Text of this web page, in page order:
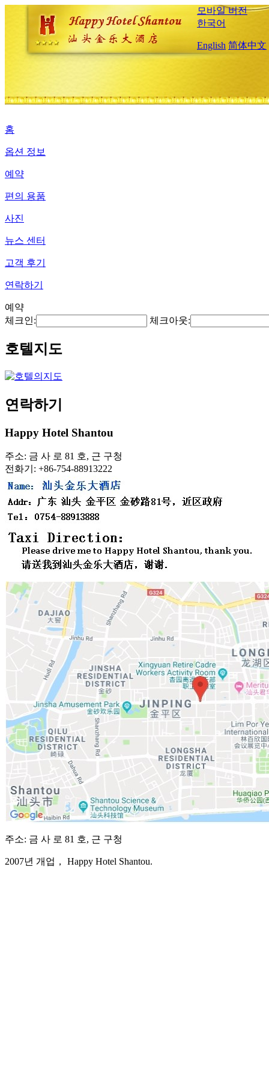
모바일 버전
한국어
English 简体中文
홈
옵션 정보
예약
편의 용품
사진
뉴스 센터
고객 후기
연락하기
예약
체크인:
체크아웃:
호텔지도
연락하기
Happy Hotel Shantou
주소: 금 사 로 81 호, 근 구청
전화기: +86-754-88913222
주소: 금 사 로 81 호, 근 구청
2007년 개업， Happy Hotel Shantou.